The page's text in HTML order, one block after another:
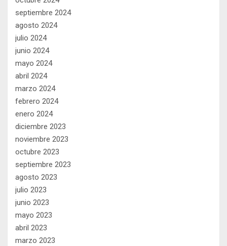
septiembre 2024
agosto 2024
julio 2024
junio 2024
mayo 2024
abril 2024
marzo 2024
febrero 2024
enero 2024
diciembre 2023
noviembre 2023
octubre 2023
septiembre 2023
agosto 2023
julio 2023
junio 2023
mayo 2023
abril 2023
marzo 2023